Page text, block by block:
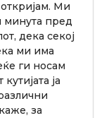
Ми
минута пред
дека секој
ми има
ги носам
ја
за